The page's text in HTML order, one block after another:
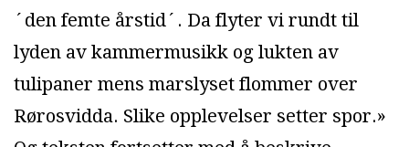
´den femte årstid´. Da flyter vi rundt til
lyden av kammermusikk og lukten av
tulipaner mens marslyset flommer over
Rørosvidda. Slike opplevelser setter spor.»